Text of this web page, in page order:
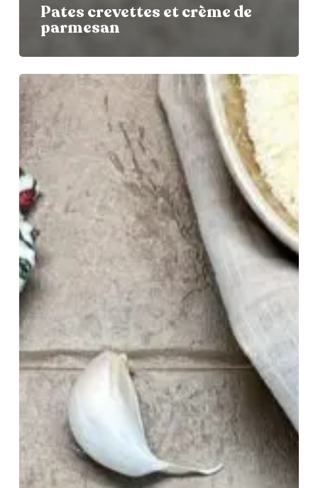
Pates crevettes et crème de
parmesan